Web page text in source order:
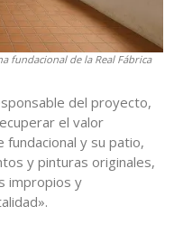
fundacional de la Real Fábrica
del proyecto,
el valor
y su patio,
y pinturas originales,
impropios y